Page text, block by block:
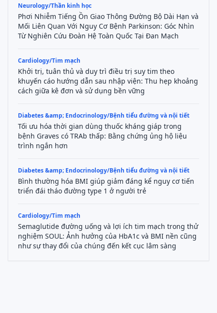
Neurology/Thần kinh học
Phơi Nhiễm Tiếng Ồn Giao Thông Đường Bộ Dài Hạn và
Mối Liên Quan Với Nguy Cơ Bệnh Parkinson: Góc Nhìn
Từ Nghiên Cứu Đoàn Hệ Toàn Quốc Tại Đan Mạch
Cardiology/Tim mạch
Khởi trị, tuân thủ và duy trì điều trị suy tim theo
khuyến cáo hướng dẫn sau nhập viện: Thu hẹp khoảng
cách giữa kê đơn và sử dụng bền vững
Diabetes &amp; Endocrinology/Bệnh tiểu đường và nội tiết
Tối ưu hóa thời gian dùng thuốc kháng giáp trong
bệnh Graves có TRAb thấp: Bằng chứng ủng hộ liệu
trình ngắn hơn
Diabetes &amp; Endocrinology/Bệnh tiểu đường và nội tiết
Bình thường hóa BMI giúp giảm đáng kể nguy cơ tiến
triển đái tháo đường type 1 ở người trẻ
Cardiology/Tim mạch
Semaglutide đường uống và lợi ích tim mạch trong thử
nghiệm SOUL: Ảnh hưởng của HbA1c và BMI nền cũng
như sự thay đổi của chúng đến kết cục lâm sàng